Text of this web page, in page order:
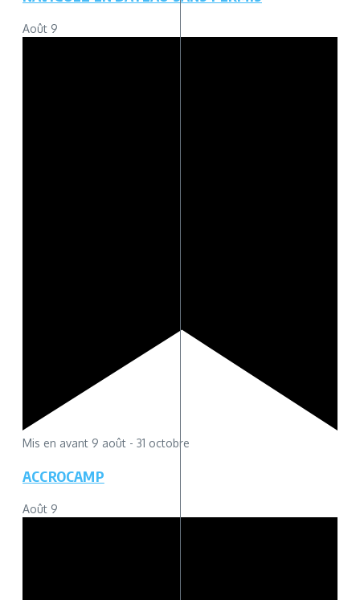
Août 9
Mis en avant 9 août - 31 octobre
ACCROCAMP
Août 9